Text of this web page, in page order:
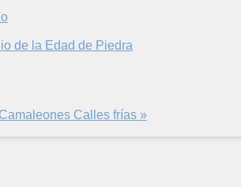
de la Edad de Piedra
Calles frías »